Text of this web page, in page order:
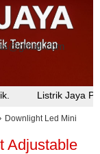
Jaya Plaza
Downlight Led Mini
Adjustable